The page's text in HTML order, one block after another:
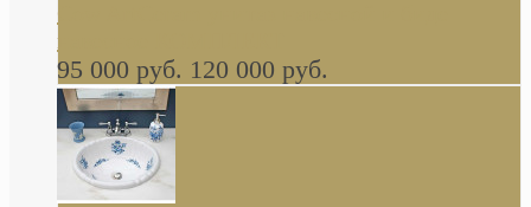
навесное КОМПЛЕКТ
95 000 руб. 120 000 руб.